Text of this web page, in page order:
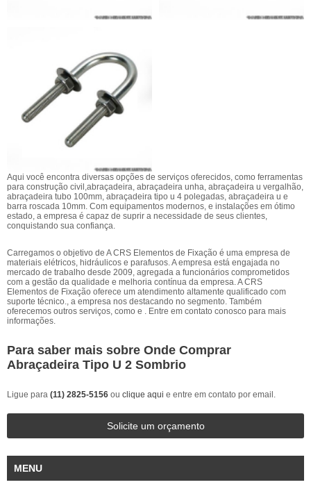
Aqui você encontra diversas opções de serviços oferecidos, como ferramentas
para construção civil,abraçadeira, abraçadeira unha, abraçadeira u vergalhão,
abraçadeira tubo 100mm, abraçadeira tipo u 4 polegadas, abraçadeira u e
barra roscada 10mm. Com equipamentos modernos, e instalações em ótimo
estado, a empresa é capaz de suprir a necessidade de seus clientes,
conquistando sua confiança.
Carregamos o objetivo de A CRS Elementos de Fixação é uma empresa de
materiais elétricos, hidráulicos e parafusos. A empresa está engajada no
mercado de trabalho desde 2009, agregada a funcionários comprometidos
com a gestão da qualidade e melhoria contínua da empresa. A CRS
Elementos de Fixação oferece um atendimento altamente qualificado com
suporte técnico., a empresa nos destacando no segmento. Também
oferecemos outros serviços, como e . Entre em contato conosco para mais
informações.
Para saber mais sobre Onde Comprar
Abraçadeira Tipo U 2 Sombrio
Ligue para (11) 2825-5156 ou clique aqui e entre em contato por email.
Solicite um orçamento
MENU